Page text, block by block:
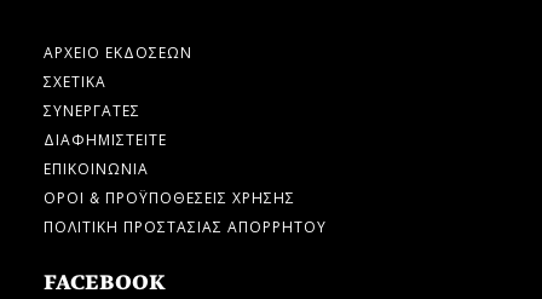
ΑΡΧΕΙΟ ΕΚΔΟΣΕΩΝ
ΣΧΕΤΙΚΑ
ΣΥΝΕΡΓΑΤΕΣ
ΔΙΑΦΗΜΙΣΤΕΙΤΕ
ΕΠΙΚΟΙΝΩΝΙΑ
ΟΡΟΙ & ΠΡΟΫΠΟΘΕΣΕΙΣ ΧΡΗΣΗΣ
ΠΟΛΙΤΙΚΗ ΠΡΟΣΤΑΣΙΑΣ ΑΠΟΡΡΗΤΟΥ
FACEBOOK